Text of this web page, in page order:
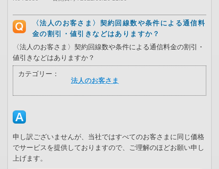
〈法人のお客さま〉契約回線数や条件による通信料
金の割引・値引きなどはありますか？
〈法人のお客さま〉契約回線数や条件による通信料金の割引・
値引きなどはありますか？
カテゴリー：
法人のお客さま
申し訳ございませんが、当社ではすべてのお客さまに同じ価格
でサービスを提供しておりますので、ご理解のほどお願い申し
上げます。